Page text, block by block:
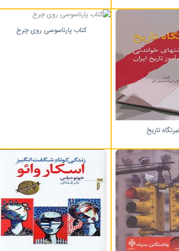
تاریخ
کتاب پارناسوسی روی چرخ